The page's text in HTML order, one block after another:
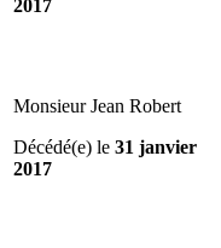
2017
Monsieur Jean Robert
Décédé(e) le 31 janvier
2017